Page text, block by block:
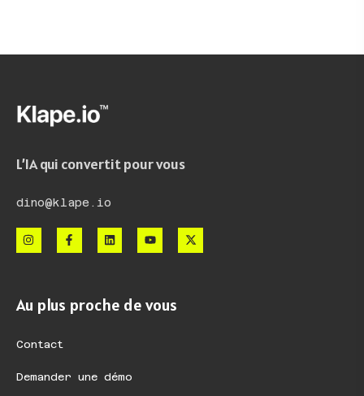
L’IA qui convertit pour vous
dino@klape.io
Au plus proche de vous
Contact
Demander une démo